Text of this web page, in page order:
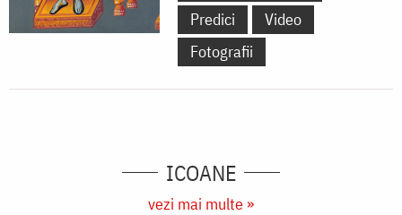
Predici
Video
Fotografii
ICOANE
vezi mai multe »